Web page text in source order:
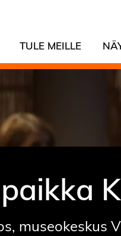
TULE MEILLE
museokeskus